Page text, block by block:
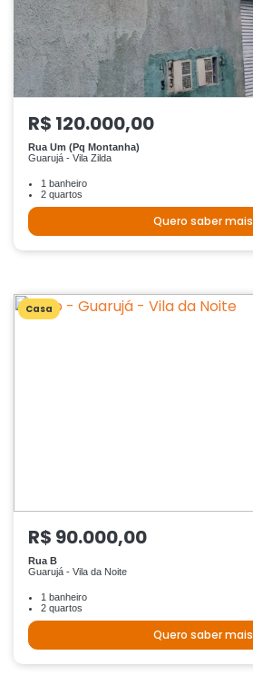
R$ 120.000,00
Rua Um (Pq Montanha)
Guarujá - Vila Zilda
1 banheiro
2 quartos
Quero saber mais
Casa
R$ 90.000,00
Rua B
Guarujá - Vila da Noite
1 banheiro
2 quartos
Quero saber mais